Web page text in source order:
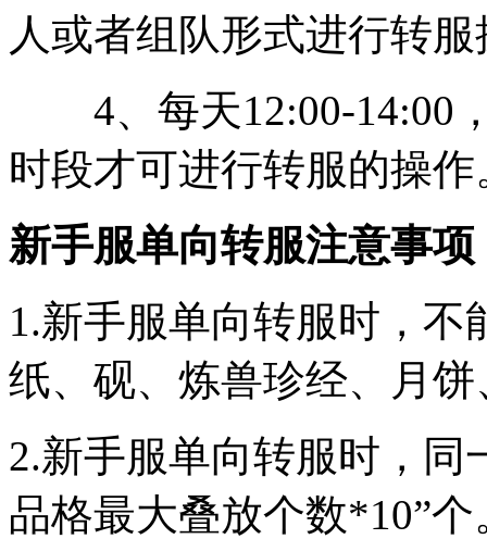
人或者组队形式进行转
4、每天12:00-14:00，
时段才可进行转服的操作
新手服单向转服注意事项
1.新手服单向转服时，
纸、砚、炼兽珍经、月
2.新手服单向转服时，同
品格最大叠放个数*10”个